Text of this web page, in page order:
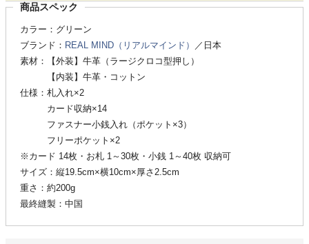
商品スペック
カラー：グリーン
ブランド： REAL MIND（リアルマインド）
／日本
素材：【外装】牛革（ラージクロコ型押し）
【内装】牛革・コットン
仕様：札入れ×2
カード収納×14
ファスナー小銭入れ（ポケット×3）
フリーポケット×2
※カード 14枚・お札 1～30枚・小銭 1～40枚 収納可
サイズ：縦19.5cm×横10cm×厚さ2.5cm
重さ：約200g
最終縫製：中国